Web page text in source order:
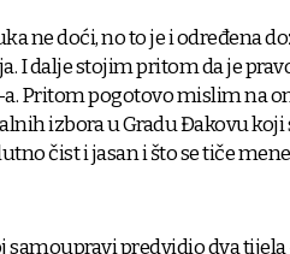
ne doći, no to je i određena
I dalje stojim pritom da je
Pritom pogotovo mislim na
izbora u Gradu Đakovu koji
čist i jasan i što se tiče mene
samoupravi predvidio dva